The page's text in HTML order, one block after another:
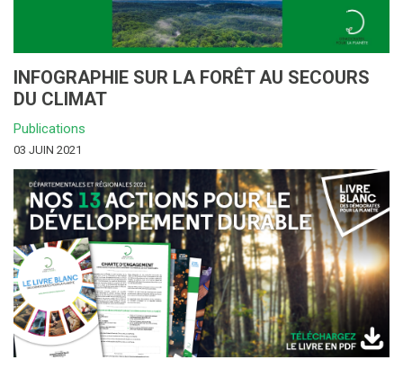
INFOGRAPHIE SUR LA FORÊT AU SECOURS
DU CLIMAT
Publications
03 JUIN 2021